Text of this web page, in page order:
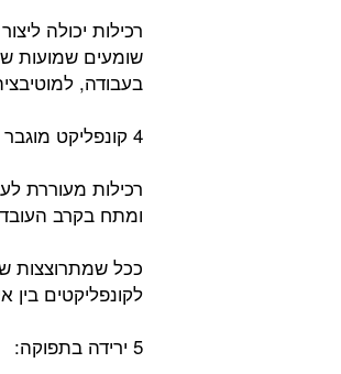
רכילות יכולה
שומעים שמועות
בעבודה,
4 קונפליקט מוגבר במקום העבודה:
רכילות מעוררת
ומתח בקרב
ככל שמתרוצצות
לקונפליקטים בין
5 ירידה בתפוקה: